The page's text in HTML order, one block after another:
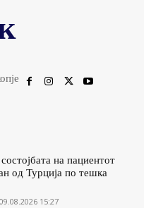
на пациентот
од Турција по тешка
09.08.2026 15:27